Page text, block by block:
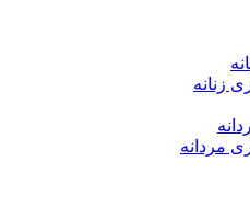
زنانه
مردانه